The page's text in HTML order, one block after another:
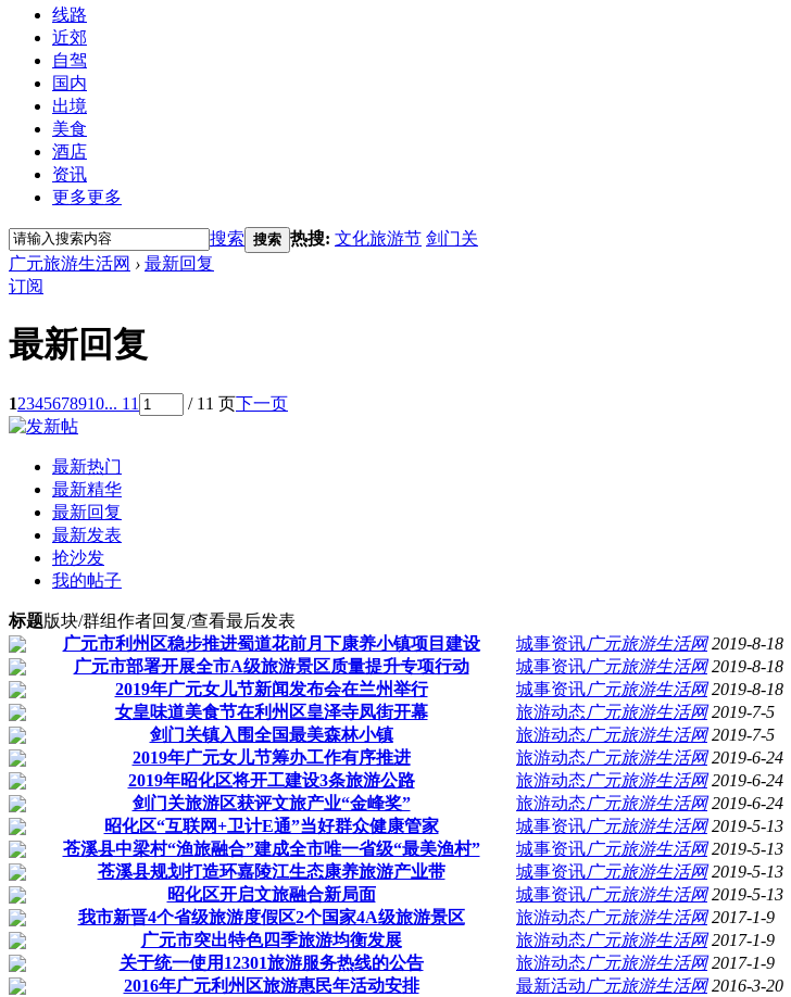
线路
近郊
自驾
国内
出境
美食
酒店
资讯
更多更多
搜索 搜索 热搜: 文化旅游节 剑门关
广元旅游生活网 › 最新回复
订阅
最新回复
12345678910... 11 / 11 页下一页
最新热门
最新精华
最新回复
最新发表
抢沙发
我的帖子
标题版块/群组作者回复/查看最后发表
广元市利州区稳步推进蜀道花前月下康养小镇项目建设
城事资讯广元旅游生活网 2019-8-18
广元市部署开展全市A级旅游景区质量提升专项行动
城事资讯广元旅游生活网 2019-8-18
2019年广元女儿节新闻发布会在兰州举行
城事资讯广元旅游生活网 2019-8-18
女皇味道美食节在利州区皇泽寺凤街开幕
旅游动态广元旅游生活网 2019-7-5
剑门关镇入围全国最美森林小镇
旅游动态广元旅游生活网 2019-7-5
2019年广元女儿节筹办工作有序推进
旅游动态广元旅游生活网 2019-6-24
2019年昭化区将开工建设3条旅游公路
旅游动态广元旅游生活网 2019-6-24
剑门关旅游区获评文旅产业“金峰奖”
旅游动态广元旅游生活网 2019-6-24
昭化区“互联网+卫计E通”当好群众健康管家
城事资讯广元旅游生活网 2019-5-13
苍溪县中梁村“渔旅融合”建成全市唯一省级“最美渔村”
城事资讯广元旅游生活网 2019-5-13
苍溪县规划打造环嘉陵江生态康养旅游产业带
城事资讯广元旅游生活网 2019-5-13
昭化区开启文旅融合新局面
城事资讯广元旅游生活网 2019-5-13
我市新晋4个省级旅游度假区2个国家4A级旅游景区
旅游动态广元旅游生活网 2017-1-9
广元市突出特色四季旅游均衡发展
旅游动态广元旅游生活网 2017-1-9
关于统一使用12301旅游服务热线的公告
旅游动态广元旅游生活网 2017-1-9
2016年广元利州区旅游惠民年活动安排
最新活动广元旅游生活网 2016-3-20